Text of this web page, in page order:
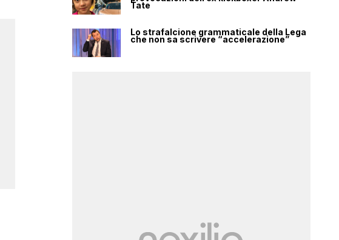
Tate
Lo strafalcione grammaticale della Lega
che non sa scrivere “accelerazione”